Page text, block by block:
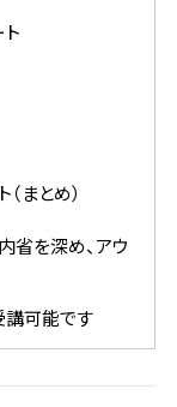
まとめ）
省を深め、アウ
講可能です